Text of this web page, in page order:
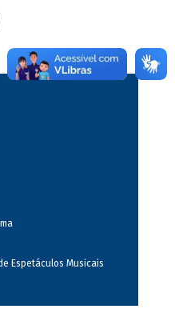
Espetáculos Musicais